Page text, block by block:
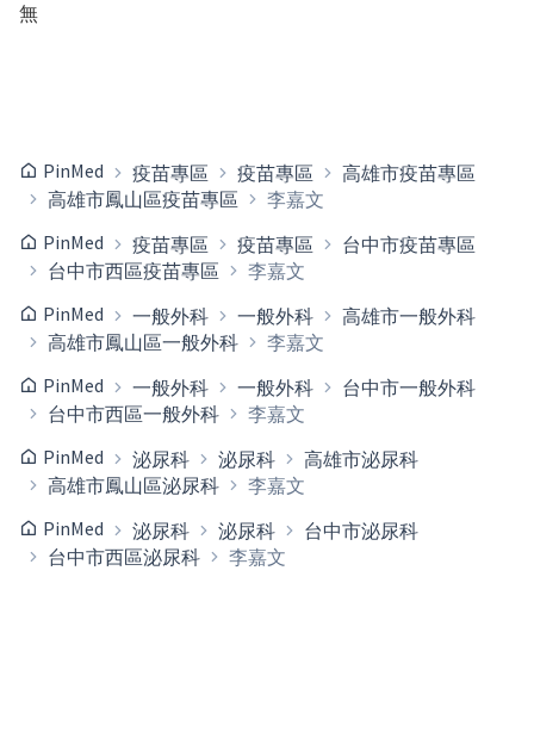
無
PinMed 疫苗專區 疫苗專區
高雄市疫苗專區
高雄市鳳山區疫苗專區
李嘉文
PinMed
疫苗專區 疫苗專區
台中市疫苗專區
台中市西區疫苗專區
李嘉文
PinMed
一般外科 一般外科
高雄市一般外科
高雄市鳳山區一般外科
李嘉文
PinMed
一般外科 一般外科
台中市一般外科
台中市西區一般外科
李嘉文
PinMed
泌尿科 泌尿科
高雄市泌尿科
高雄市鳳山區泌尿科
李嘉文
PinMed
泌尿科 泌尿科
台中市泌尿科
台中市西區泌尿科
李嘉文